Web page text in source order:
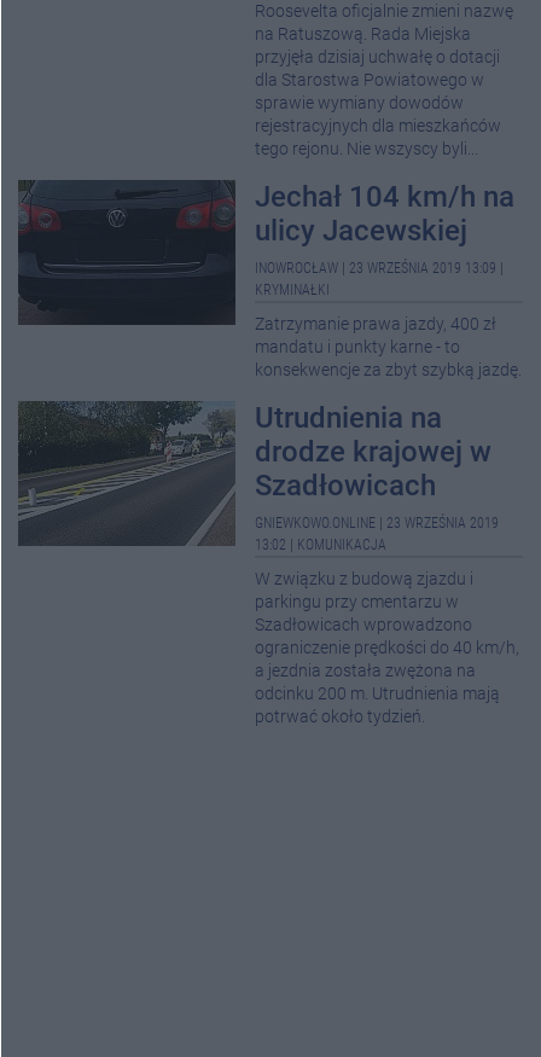
Roosevelta oficjalnie zmieni nazwę
na Ratuszową. Rada Miejska
przyjęła dzisiaj uchwałę o dotacji
dla Starostwa Powiatowego w
sprawie wymiany dowodów
rejestracyjnych dla mieszkańców
tego rejonu. Nie wszyscy byli...
Jechał 104 km/h na
ulicy Jacewskiej
INOWROCŁAW 23 WRZEŚNIA 2019 13:09
KRYMINAŁKI
Zatrzymanie prawa jazdy, 400 zł
mandatu i punkty karne - to
konsekwencje za zbyt szybką jazdę.
Utrudnienia na
drodze krajowej w
Szadłowicach
GNIEWKOWO.ONLINE
23 WRZEŚNIA 2019
13:02
KOMUNIKACJA
W związku z budową zjazdu i
parkingu przy cmentarzu w
Szadłowicach wprowadzono
ograniczenie prędkości do 40 km/h,
a jezdnia została zwężona na
odcinku 200 m. Utrudnienia mają
potrwać około tydzień.